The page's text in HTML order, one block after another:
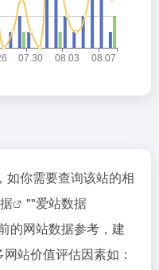
如你需要查询该站的相
""爱站数据
的网站数据参考，建
站价值评估因素如：